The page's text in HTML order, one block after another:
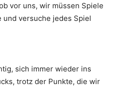
vor uns, wir müssen Spiele
und versuche jedes Spiel
sich immer wieder ins
trotz der Punkte, die wir